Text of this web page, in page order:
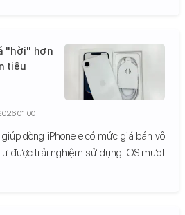
"hời" hơn
tiêu
dòng iPhone e có mức giá bán vô
được trải nghiệm sử dụng iOS mượt
01:00